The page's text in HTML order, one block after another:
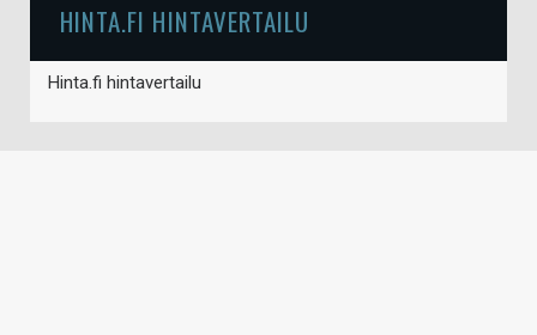
HINTA.FI HINTAVERTAILU
Hinta.fi hintavertailu